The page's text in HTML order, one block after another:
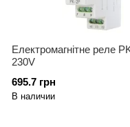
Електромагнітне реле
230V
695.7 грн
В наличии